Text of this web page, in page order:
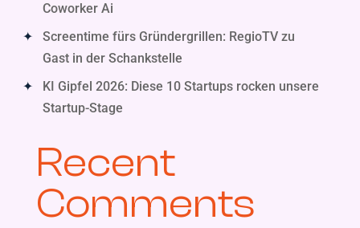
Coworker Ai
Screentime fürs Gründergrillen: RegioTV zu
Gast in der Schankstelle
KI Gipfel 2026: Diese 10 Startups rocken unsere
Startup-Stage
Recent
Comments